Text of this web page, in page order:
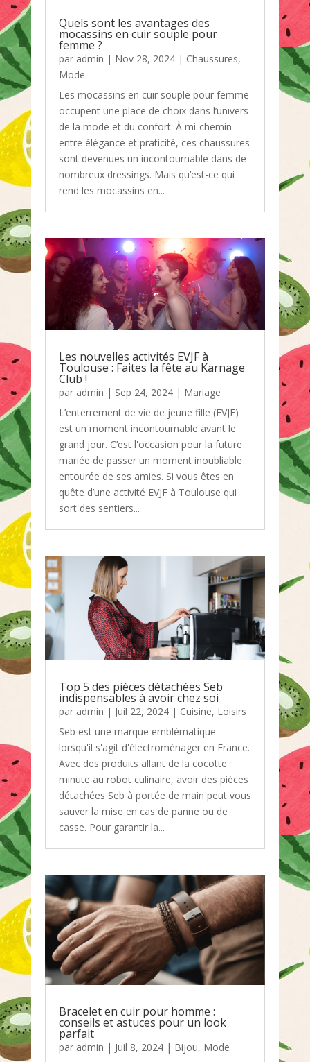
Quels sont les avantages des
mocassins en cuir souple pour
femme ?
par admin | Nov 28, 2024| Chaussures,
Mode
Les mocassins en cuir souple pour femme
occupent une place de choix dans l’univers
de la mode et du confort. À mi-chemin
entre élégance et praticité, ces chaussures
sont devenues un incontournable dans de
nombreux dressings. Mais qu’est-ce qui
rend les mocassins en...
Les nouvelles activités EVJF à
Toulouse : Faites la fête au Karnage
Club !
par admin | Sep 24, 2024| Mariage
L’enterrement de vie de jeune fille (EVJF)
est un moment incontournable avant le
grand jour. C’est l'occasion pour la future
mariée de passer un moment inoubliable
entourée de ses amies. Si vous êtes en
quête d’une activité EVJF à Toulouse qui
sort des sentiers...
Top 5 des pièces détachées Seb
indispensables à avoir chez soi
par admin | Juil 22, 2024| Cuisine, Loisirs
Seb est une marque emblématique
lorsqu'il s'agit d'électroménager en France.
Avec des produits allant de la cocotte
minute au robot culinaire, avoir des pièces
détachées Seb à portée de main peut vous
sauver la mise en cas de panne ou de
casse. Pour garantir la...
Bracelet en cuir pour homme :
conseils et astuces pour un look
parfait
par admin | Juil 8, 2024| Bijou, Mode